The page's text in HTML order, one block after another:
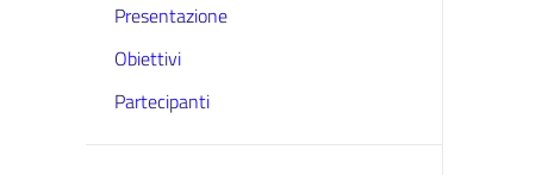
Presentazione
Obiettivi
Partecipanti